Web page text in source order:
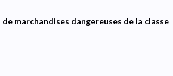
marchandises dangereuses de la classe